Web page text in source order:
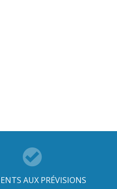
AUX PRÉVISIONS